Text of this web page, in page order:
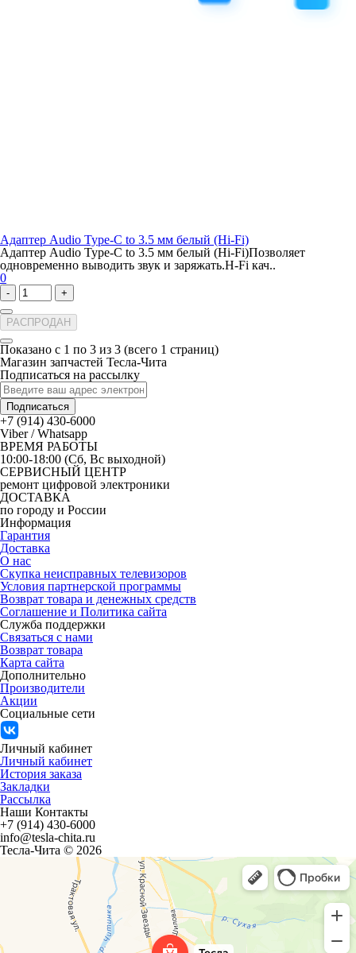
Адаптер Audio Type-C to 3.5 мм белый (Hi-Fi)
Адаптер Audio Type-C to 3.5 мм белый (Hi-Fi)Позволяет
одновременно выводить звук и заряжать.H-Fi кач..
0
- +
РАСПРОДАН
Показано с 1 по 3 из 3 (всего 1 страниц)
Магазин запчастей Тесла-Чита
Подписаться на рассылку
Подписаться
+7 (914) 430-6000
Viber / Whatsapp
ВРЕМЯ РАБОТЫ
10:00-18:00 (Сб, Вс выходной)
СЕРВИСНЫЙ ЦЕНТР
ремонт цифровой электроники
ДОСТАВКА
по городу и России
Информация
Гарантия
Доставка
О нас
Скупка неисправных телевизоров
Условия партнерской программы
Возврат товара и денежных средств
Соглашение и Политика сайта
Служба поддержки
Связаться с нами
Возврат товара
Карта сайта
Дополнительно
Производители
Акции
Социальные сети
Личный кабинет
Личный кабинет
История заказа
Закладки
Рассылка
Наши Контакты
+7 (914) 430-6000
info@tesla-chita.ru
Тесла-Чита © 2026